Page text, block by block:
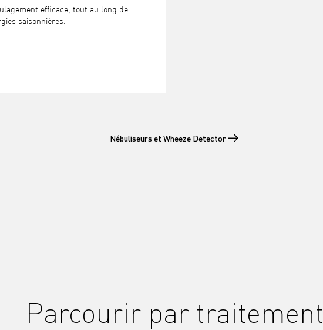
efficace, tout au long de
saisonnières.
Nébuliseurs et Wheeze Detector
Parcourir par traitement